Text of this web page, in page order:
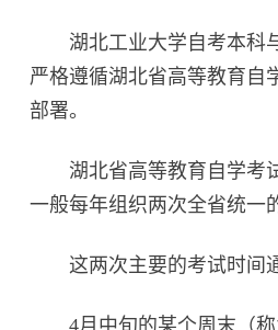
湖北工业大学自考本科与
严格遵循湖北省高等教育自
部署。
湖北省高等教育自学考试
一般每年组织两次全省统一
这两次主要的考试时间通
4月中旬的某个周末（称